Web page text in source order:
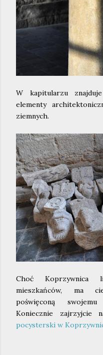
W kapitularzu
elementy
ziemnych.
Choć Koprzywnica
mieszkańców, ma
poświęconą
Koniecznie zajrzyjcie
pocysterski w